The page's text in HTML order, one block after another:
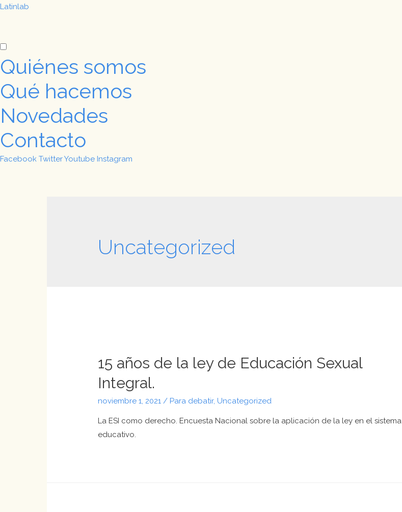
Latinlab
Quiénes somos
Qué hacemos
Novedades
Contacto
Facebook TwitterYoutube Instagram
Uncategorized
15 años de la ley de Educación Sexual
Integral.
noviembre 1, 2021 / Para debatir, Uncategorized
La ESI como derecho. Encuesta Nacional sobre la aplicación de la ley en el sistema
educativo.